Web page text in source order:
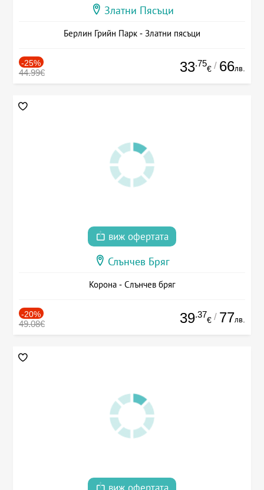
Златни Пясъци
Берлин Грийн Парк - Златни пясъци
-25%
44.99€ 33.75
€ / 66лв.
виж офертата
Слънчев Бряг
Корона - Слънчев бряг
-20%
49.08€ 39.37
€ / 77лв.
виж офертата